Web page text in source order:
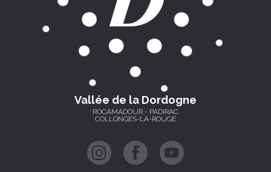
Vallée de la Dordogne
ROCAMADOUR - PADIRAC
COLLONGES-LA-ROUGE